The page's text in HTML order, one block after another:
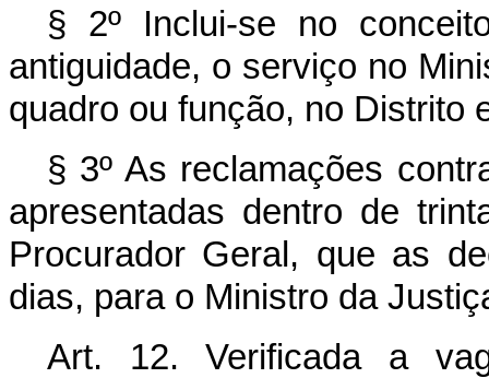
§ 2º Inclui-se no
antiguidade, o serviço no
quadro ou função, no Distrito
§ 3º As reclamações
apresentadas dentro de
Procurador Geral, que as
dias, para o Ministro da
Art. 12. Verificada a